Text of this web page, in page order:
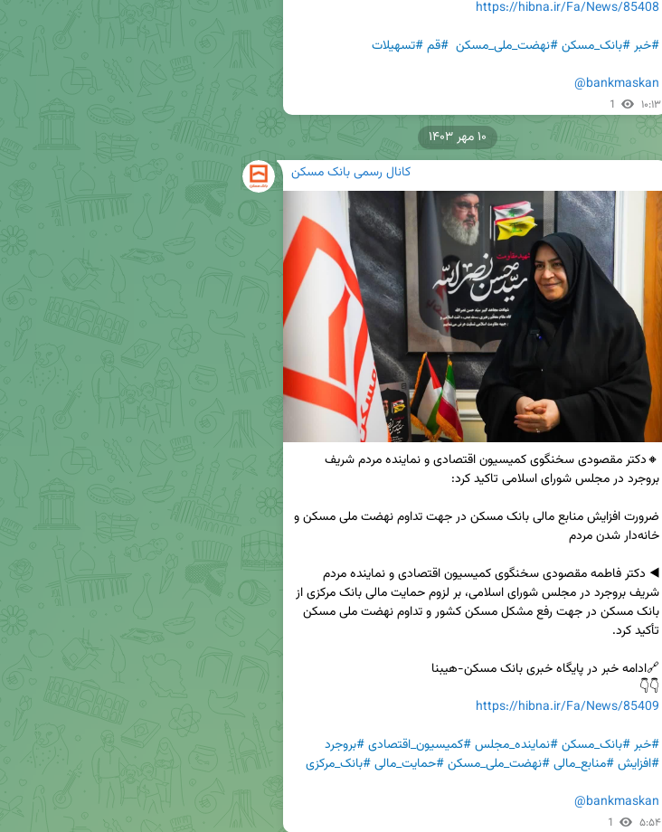
https://hibna.ir/Fa/News/85408
#خبر#بانک_مسکن#نهضت_ملی_مسکن #قم#تسهیلات
@bankmaskan
1 ۱۰:۱۳
کانال رسمی بانک مسکن
👇👇
https://hibna.ir/Fa/News/85409
#خبر#بانک_مسکن#نماینده_مجلس#کمیسیون_اقتصادی#بروجرد
#افزایش#منابع_مالی#نهضت_ملی_مسکن#حمایت_مالی#بانک_مرکزی
@bankmaskan
1 ۵:۵۴
۱۰ مهر ۱۴۰۳